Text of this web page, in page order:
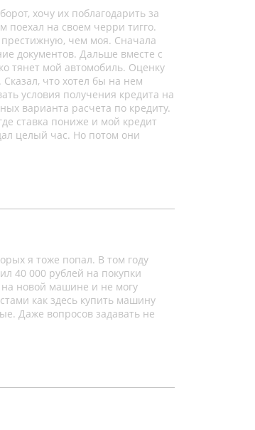
хочу их поблагодарить за
поехал на своем черри тигго.
чем моя. Сначала
документов. Дальше вместе с
тянет мой автомобиль. Оценку
что хотел бы на нем
условия получения кредита на
варианта расчета по кредиту.
ставка пониже и мой кредит
целый час. Но потом они
я тоже попал. В том году
40 000 рублей на покупки
на новой машине и не могу
как здесь купить машину
Даже вопросов задавать не